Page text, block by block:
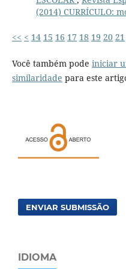
(2014) CURRÍCULO:
<< < 14 15 16 17 18 19 20 21
Você também pode iniciar
similaridade para este
ENVIAR SUBMISSÃO
IDIOMA